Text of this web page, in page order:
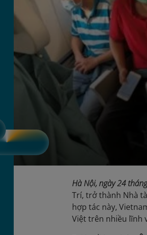
Hà Nội, ngày 24
Trí, trở thành Nhà
hợp tác này,
Việt trên nhiều lĩnh